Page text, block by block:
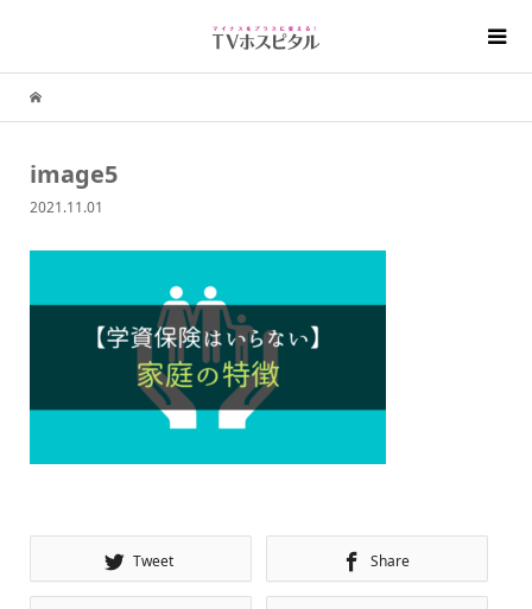
image5
2021.11.01
Tweet Share